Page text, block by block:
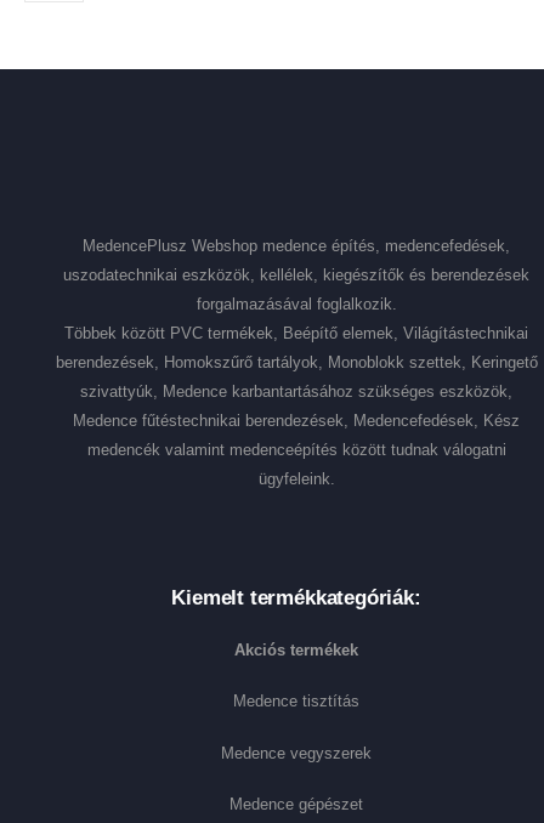
MedencePlusz Webshop medence építés, medencefedések,
uszodatechnikai eszközök, kellélek, kiegészítők és berendezések
forgalmazásával foglalkozik.
Többek között PVC termékek, Beépítő elemek, Világítástechnikai
berendezések, Homokszűrő tartályok, Monoblokk szettek, Keringető
szivattyúk, Medence karbantartásához szükséges eszközök,
Medence fűtéstechnikai berendezések, Medencefedések, Kész
medencék valamint medenceépítés között tudnak válogatni
ügyfeleink.
Kiemelt termékkategóriák:
Akciós termékek
Medence tisztítás
Medence vegyszerek
Medence gépészet